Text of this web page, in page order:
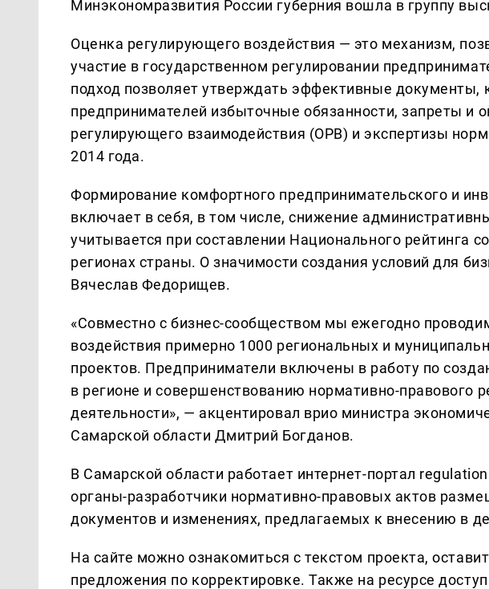
Минэкономразвития России губерния вошла в группу
Оценка регулирующего воздействия — это механизм,
участие в государственном регулировании
подход позволяет утверждать эффективные
предпринимателей избыточные обязанности, запреты и
регулирующего взаимодействия (ОРВ) и экспертизы
2014 года.
Формирование комфортного предпринимательского и
включает в себя, в том числе, снижение
учитывается при составлении Национального рейтинга
регионах страны. О значимости создания условий для
Вячеслав Федорищев.
«Совместно с бизнес-сообществом мы ежегодно
воздействия примерно 1000 региональных и
проектов. Предприниматели включены в работу по
в регионе и совершенствованию нормативно-правового
деятельности», — акцентировал врио министра
Самарской области Дмитрий Богданов.
В Самарской области работает интернет-портал
органы-разработчики нормативно-правовых актов
документов и изменениях, предлагаемых к внесению в
На сайте можно ознакомиться с текстом проекта,
предложения по корректировке. Также на ресурсе